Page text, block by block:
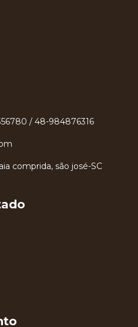
/ 48-984876316
comprida, são josé-SC